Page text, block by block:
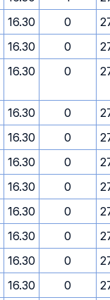
16.30 0
16.30 0
16.30 0
16.30 0
16.30 0
16.30 0
16.30 0
16.30 0
16.30 0
16.30 0
16.30 0